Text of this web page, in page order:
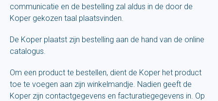
communicatie en de bestelling zal aldus in de door de
Koper gekozen taal plaatsvinden.
De Koper plaatst zijn bestelling aan de hand van de online
catalogus.
Om een product te bestellen, dient de Koper het product
toe te voegen aan zijn winkelmandje. Nadien geeft de
Koper zijn contactgegevens en facturatiegegevens in. Op